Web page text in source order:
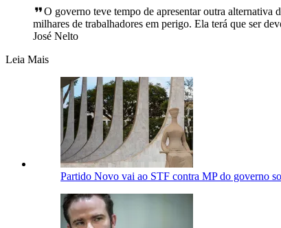
O governo teve tempo de apresentar outra alternativa
milhares de trabalhadores em perigo. Ela terá que ser
José Nelto
Leia Mais
Partido Novo vai ao STF contra MP do governo